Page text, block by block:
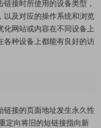
链接时所使用的设备类型，
以及对应的操作系统和浏览
化网站或内容在不同设备上
各种设备上都能有良好的访
链接的页面地址发生永久性
定向将旧的短链接指向新